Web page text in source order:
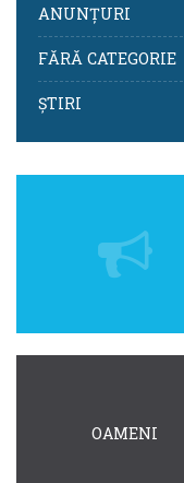
ANUNȚURI
FĂRĂ CATEGORIE
ȘTIRI
OAMENI